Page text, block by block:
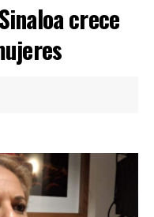
crece